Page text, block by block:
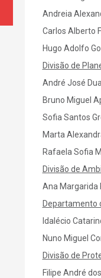
Andreia
Carlos Alberto
Hugo Adolfo
Divisão de
André José
Bruno Miguel
Sofia Santos
Marta
Rafaela Sofia
Divisão de
Ana Margarida
Departamento
Idalécio
Nuno Miguel
Divisão de
Filipe André